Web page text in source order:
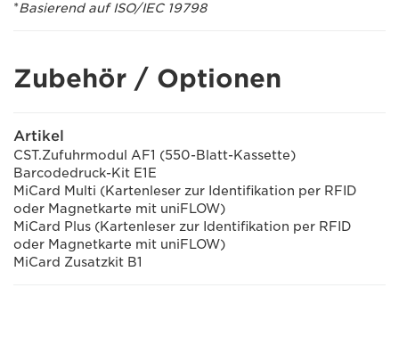
*Basierend auf ISO/IEC 19798
Zubehör / Optionen
Artikel
CST.Zufuhrmodul AF1 (550-Blatt-Kassette)
Barcodedruck-Kit E1E
MiCard Multi (Kartenleser zur Identifikation per RFID
oder Magnetkarte mit uniFLOW)
MiCard Plus (Kartenleser zur Identifikation per RFID
oder Magnetkarte mit uniFLOW)
MiCard Zusatzkit B1